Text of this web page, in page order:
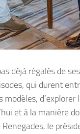
déjà régalés de
qui durent
modèles,
et à la manière
Renegades, le